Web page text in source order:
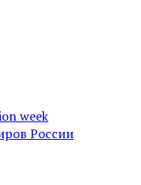
week
России